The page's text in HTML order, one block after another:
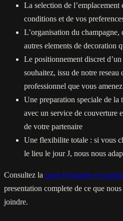
La selection de
conditions et de vos
L’organisation du champagne,
autres elements de decoration
Le positionnement discret
souhaitez, issu de notre reseau
professionnel que vous
Une preparation speciale de la
avec un service de couverture
de votre partenaire
Une flexibilite totale : si vous
le lieu le jour J, nous nous
Consultez la page Demande en
presentation complete de ce que
joindre.